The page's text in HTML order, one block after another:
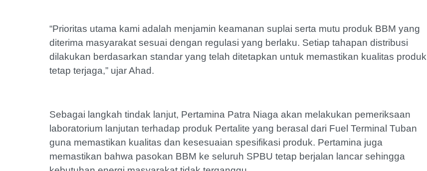
‎“Prioritas utama kami adalah menjamin keamanan suplai serta mutu produk BBM yang
diterima masyarakat sesuai dengan regulasi yang berlaku. Setiap tahapan distribusi
dilakukan berdasarkan standar yang telah ditetapkan untuk memastikan kualitas produk
tetap terjaga,” ujar Ahad.
‎Sebagai langkah tindak lanjut, Pertamina Patra Niaga akan melakukan pemeriksaan
laboratorium lanjutan terhadap produk Pertalite yang berasal dari Fuel Terminal Tuban
guna memastikan kualitas dan kesesuaian spesifikasi produk. Pertamina juga
memastikan bahwa pasokan BBM ke seluruh SPBU tetap berjalan lancar sehingga